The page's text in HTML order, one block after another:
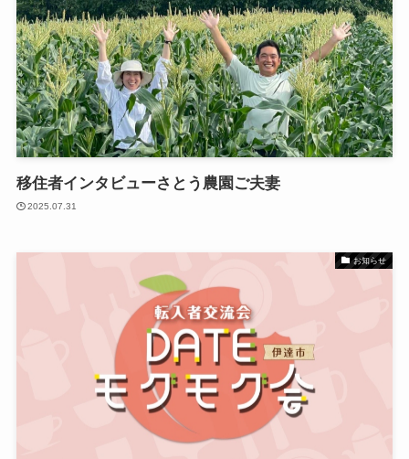
移住者インタビューさとう農園ご夫妻
2025.07.31
お知らせ